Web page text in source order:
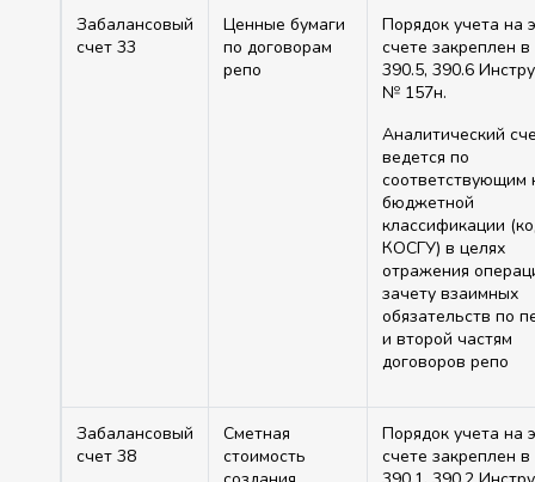
Забалансовый
счет 33
Ценные бумаги
по договорам
репо
Порядок учета на
счете закреплен в
390.5, 390.6
№ 157н.
Аналитический
ведется по
соответствующим
бюджетной
классификации
КОСГУ) в целях
отражения
зачету взаимных
обязательств по
и второй частям
договоров репо
Забалансовый
счет 38
Сметная
стоимость
Порядок учета на
счете закреплен в